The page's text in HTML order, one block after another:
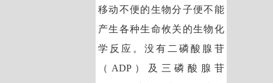
移动不便的生物分子便不能
产生各种生命攸关的生物化
学反应。没有二磷酸腺苷
（ADP）及三磷酸腺苷